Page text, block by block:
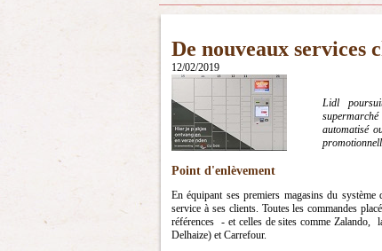
De nouveaux services
12/02/2019
Lidl
automatisé
Point d'enlèvement
En équipant ses premiers magasins du
service à ses clients. Toutes les commandes
références - et celles de sites comme Zalando,
Delhaize) et Carrefour.